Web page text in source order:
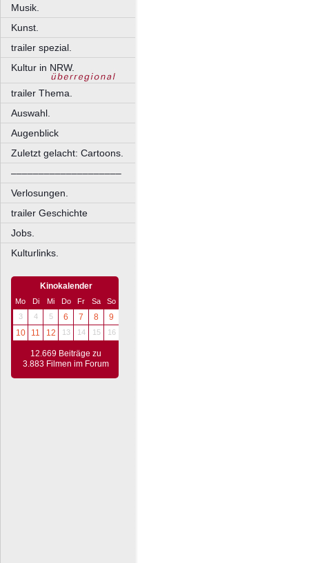
Musik.
Kunst.
trailer spezial.
Kultur in NRW.
trailer Thema.
Auswahl.
Augenblick
Zuletzt gelacht: Cartoons.
––––––––––––––––––––
Verlosungen.
trailer Geschichte
Jobs.
Kulturlinks.
Kinokalender
Mo Di Mi Do Fr Sa
So
3
4 5 6 7 8
9
10
11 12 13 14 15 16
12.669 Beiträge zu
3.883 Filmen im Forum